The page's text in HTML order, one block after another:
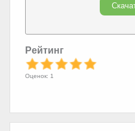
Рейтинг
Оценок: 1